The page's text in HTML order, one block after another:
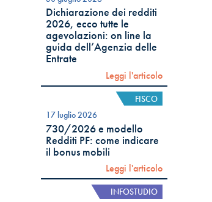
Dichiarazione dei redditi
2026, ecco tutte le
agevolazioni: on line la
guida dell’Agenzia delle
Entrate
Leggi l'articolo
FISCO
17 luglio 2026
730/2026 e modello
Redditi PF: come indicare
il bonus mobili
Leggi l'articolo
INFOSTUDIO